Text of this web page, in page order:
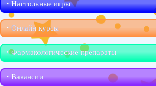
‣︎ Настольные игры
‣︎ Онлайн курсы
‣︎ Фармакологические препараты
‣︎ Вакансии